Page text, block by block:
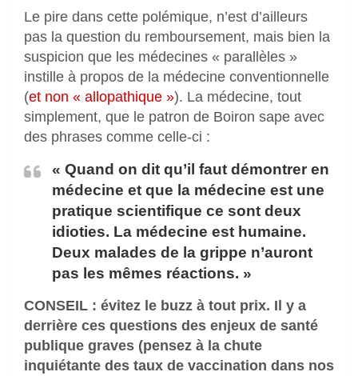
Le pire dans cette polémique, n’est d’ailleurs
pas la question du remboursement, mais bien la
suspicion que les médecines « parallèles »
instille à propos de la médecine conventionnelle
(et non « allopathique »). La médecine, tout
simplement, que le patron de Boiron sape avec
des phrases comme celle-ci :
« Quand on dit qu’il faut démontrer en
médecine et que la médecine est une
pratique scientifique ce sont deux
idioties. La médecine est humaine.
Deux malades de la grippe n’auront
pas les mêmes réactions. »
CONSEIL : évitez le buzz à tout prix. Il y a
derrière ces questions des enjeux de santé
publique graves (pensez à la chute
inquiétante des taux de vaccination dans nos